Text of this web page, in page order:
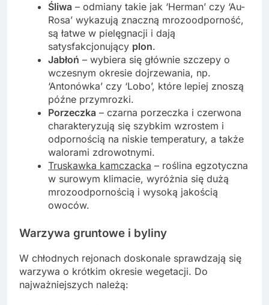
Śliwa – odmiany takie jak ‘Herman’ czy ‘Au-
Rosa’ wykazują znaczną mrozoodporność,
są łatwe w pielęgnacji i dają
satysfakcjonujący plon.
Jabłoń – wybiera się głównie szczepy o
wczesnym okresie dojrzewania, np.
‘Antonówka’ czy ‘Lobo’, które lepiej znoszą
późne przymrozki.
Porzeczka – czarna porzeczka i czerwona
charakteryzują się szybkim wzrostem i
odpornością na niskie temperatury, a także
walorami zdrowotnymi.
Truskawka kamczacka – roślina egzotyczna
w surowym klimacie, wyróżnia się dużą
mrozoodpornością i wysoką jakością
owoców.
Warzywa gruntowe i byliny
W chłodnych rejonach doskonale sprawdzają się
warzywa o krótkim okresie wegetacji. Do
najważniejszych należą: